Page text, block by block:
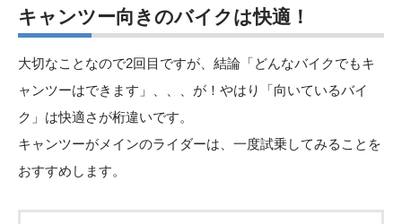
キャンツー向きのバイクは快適！
大切なことなので2回目ですが、結論「どんなバイクでもキ
ャンツーはできます」、、、が！やはり「向いているバイ
ク」は快適さが桁違いです。
キャンツーがメインのライダーは、一度試乗してみることを
おすすめします。